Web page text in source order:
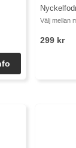
Välj mellan
299 kr